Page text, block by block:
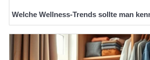
Welche Wellness-Trends sollte man